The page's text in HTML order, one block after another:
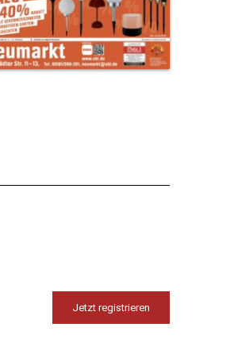
Jetzt registrieren